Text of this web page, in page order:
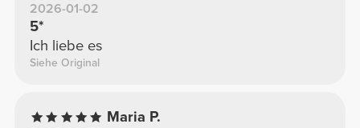
2026-01-02
5*
Ich liebe es
Siehe Original
Maria P.